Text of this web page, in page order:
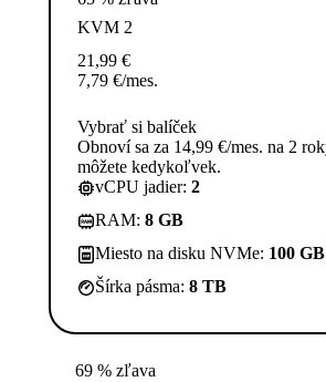
KVM 2
21,99 €
7,79 €/mes.
Vybrať si balíček
Obnoví sa za 14,99 €/mes. na 2
môžete kedykoľvek.
vCPU jadier: 2
RAM: 8 GB
Miesto na disku NVMe: 100 GB
Šírka pásma: 8 TB
69 % zľava